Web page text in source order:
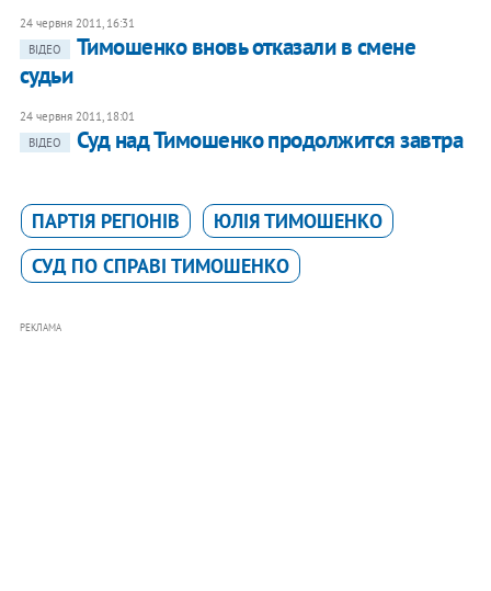
24 червня 2011, 16:31
ВІДЕО
Тимошенко вновь отказали в смене
судьи
24 червня 2011, 18:01
ВІДЕО
Суд над Тимошенко продолжится завтра
ПАРТІЯ РЕГІОНІВ
ЮЛІЯ ТИМОШЕНКО
СУД ПО СПРАВІ ТИМОШЕНКО
РЕКЛАМА